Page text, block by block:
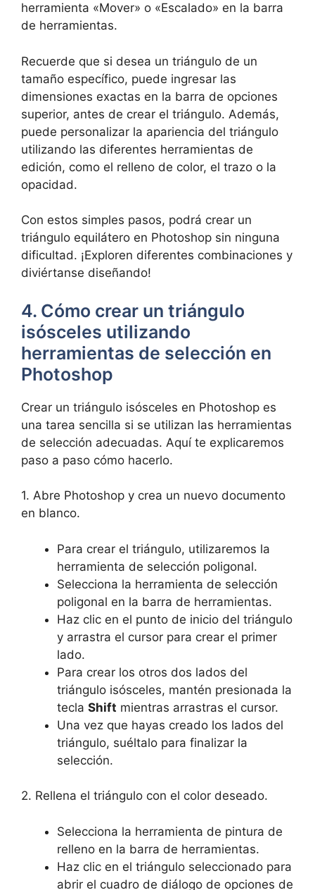
herramienta «Mover» o «Escalado» en la barra
de herramientas.
Recuerde que si desea un triángulo de un
tamaño específico, puede ingresar las
dimensiones exactas en la barra de opciones
superior, antes de crear el triángulo. Además,
puede personalizar la apariencia del triángulo
utilizando las diferentes herramientas de
edición, como el relleno de color, el trazo o la
opacidad.
Con estos simples pasos, podrá crear un
triángulo equilátero en Photoshop sin ninguna
dificultad. ¡Exploren diferentes combinaciones y
diviértanse diseñando!
4. Cómo crear un triángulo
isósceles utilizando
herramientas de selección en
Photoshop
Crear un triángulo isósceles en Photoshop es
una tarea sencilla si se utilizan las herramientas
de selección adecuadas. Aquí te explicaremos
paso a paso cómo hacerlo.
1. Abre Photoshop y crea un nuevo documento
en blanco.
Para crear el triángulo, utilizaremos la
herramienta de selección poligonal.
Selecciona la herramienta de selección
poligonal en la barra de herramientas.
Haz clic en el punto de inicio del triángulo
y arrastra el cursor para crear el primer
lado.
Para crear los otros dos lados del
triángulo isósceles, mantén presionada la
tecla Shift mientras arrastras el cursor.
Una vez que hayas creado los lados del
triángulo, suéltalo para finalizar la
selección.
2. Rellena el triángulo con el color deseado.
Selecciona la herramienta de pintura de
relleno en la barra de herramientas.
Haz clic en el triángulo seleccionado para
abrir el cuadro de diálogo de opciones de